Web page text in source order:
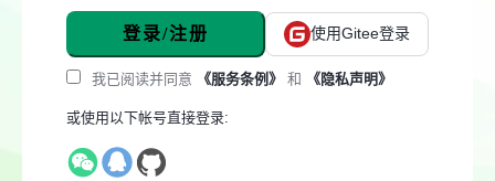
登录/注册 使用Gitee登录
我已阅读并同意 《服务条例》 和 《隐私声明》
或使用以下帐号直接登录: